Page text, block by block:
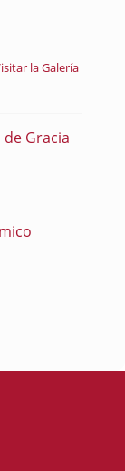
la Galería
Gracia